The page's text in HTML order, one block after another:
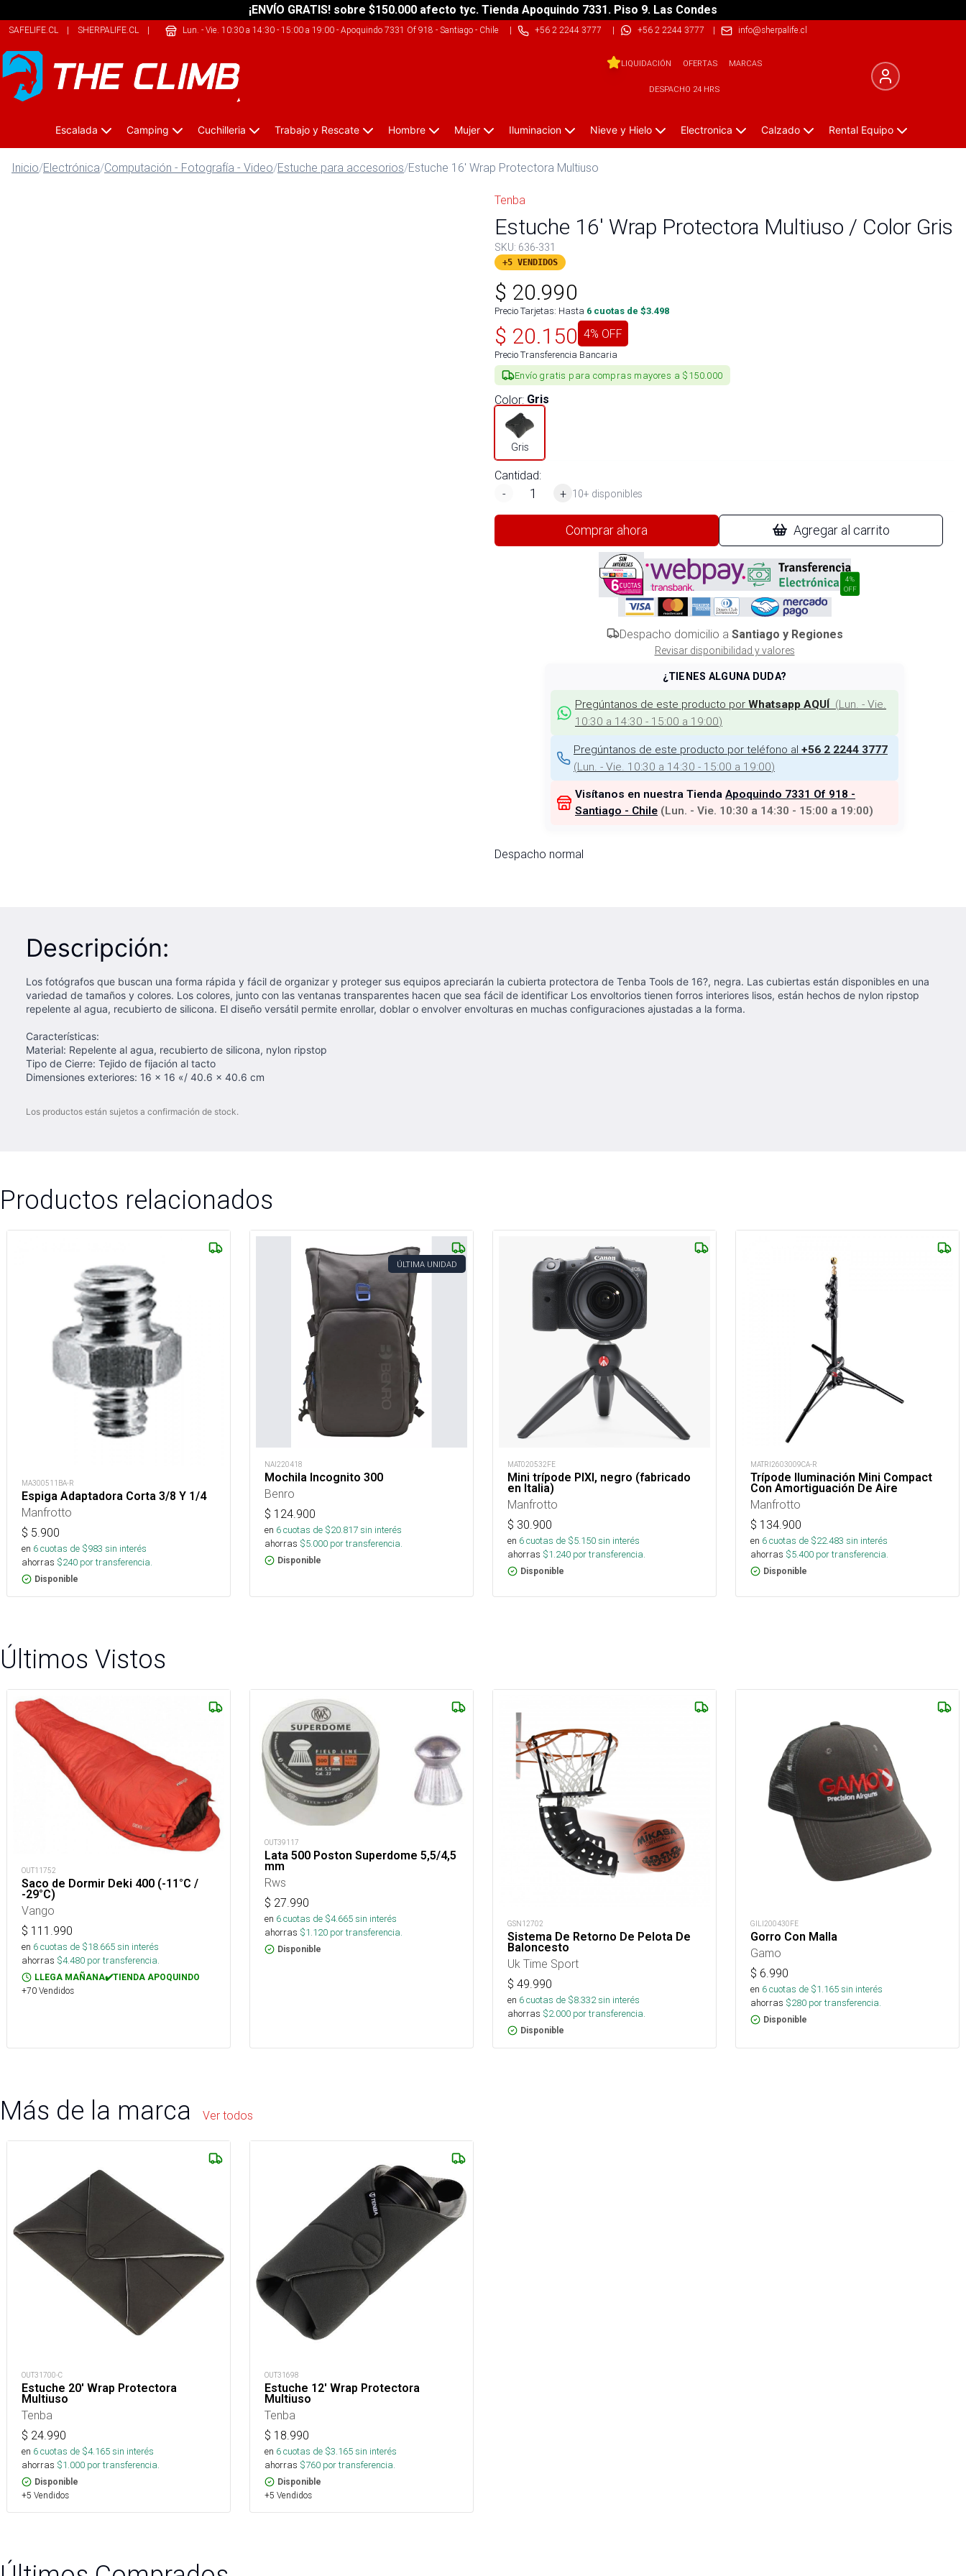
¡ENVÍO GRATIS! sobre $150.000 afecto tyc. Tienda Apoquindo 7331. Piso 9. Las Condes
SAFELIFE.CL | SHERPALIFE.CL | 209SPORTS.CL
Lun. - Vie. 10:30 a 14:30 - 15:00 a 19:00- Apoquindo 7331 Of 918 - Santiago - Chile| +56 2 2244 3777 | +56 2 2244 3777 | info@sherpalife.cl
LIQUIDACIÓN OFERTAS MARCAS
DESPACHO 24 HRS
Escalada Camping Cuchilleria Trabajo y Rescate Hombre Mujer Iluminacion Nieve y Hielo Electronica Calzado Rental Equipo
Inicio/Electrónica/Computación - Fotografía - Video/Estuche para accesorios/Estuche 16' Wrap Protectora Multiuso
Tenba
Estuche 16' Wrap Protectora Multiuso / Color Gris
SKU: 636-331
+5 VENDIDOS
$ 20.990
Precio Tarjetas: Hasta 6 cuotas de $3.498
$ 20.150 4% OFF
Precio Transferencia Bancaria
Envío gratis para compras mayores a $150.000
Color: Gris
Gris
Cantidad:
-
+ 10+ disponibles
Comprar ahora Agregar al carrito
4%
OFF
Despacho domicilio a Santiago y Regiones
Revisar disponibilidad y valores
¿TIENES ALGUNA DUDA?
Pregúntanos de este producto por Whatsapp AQUÍ (Lun. - Vie.
10:30 a 14:30 - 15:00 a 19:00)
Pregúntanos de este producto por teléfono al +56 2 2244 3777
(Lun. - Vie. 10:30 a 14:30 - 15:00 a 19:00)
Visítanos en nuestra Tienda Apoquindo 7331 Of 918 -
Santiago - Chile (Lun. - Vie. 10:30 a 14:30 - 15:00 a 19:00)
Despacho normal
Descripción:
Los fotógrafos que buscan una forma rápida y fácil de organizar y proteger sus equipos apreciarán la cubierta protectora de Tenba Tools de 16?, negra. Las cubiertas están disponibles en una
variedad de tamaños y colores. Los colores, junto con las ventanas transparentes hacen que sea fácil de identificar Los envoltorios tienen forros interiores lisos, están hechos de nylon ripstop
repelente al agua, recubierto de silicona. El diseño versátil permite enrollar, doblar o envolver envolturas en muchas configuraciones ajustadas a la forma.
Características:
Material: Repelente al agua, recubierto de silicona, nylon ripstop
Tipo de Cierre: Tejido de fijación al tacto
Dimensiones exteriores: 16 x 16 «/ 40.6 x 40.6 cm
Los productos están sujetos a confirmación de stock.
Productos relacionados
MA300511BA-R
Espiga Adaptadora Corta 3/8 Y 1/4
Manfrotto
$ 5.900
en 6cuotas de $983 sin interés
ahorras $240 por transferencia.
Disponible
ÚLTIMA UNIDAD
NAI220418
Mochila Incognito 300
Benro
$ 124.900
en 6cuotas de $20.817sin interés
ahorras $5.000 por transferencia.
Disponible
MAT020532FE
Mini trípode PIXI, negro (fabricado
en Italia)
Manfrotto
$ 30.900
en 6cuotas de $5.150sin interés
ahorras $1.240 por transferencia.
Disponible
MATRI2603009CA-R
Trípode Iluminación Mini Compact
Con Amortiguación De Aire
Manfrotto
$ 134.900
en 6cuotas de $22.483 sin interés
ahorras $5.400 por transferencia.
Disponible
Últimos Vistos
OUT11752
Saco de Dormir Deki 400 (-11°C /
-29°C)
Vango
$ 111.990
en 6cuotas de $18.665sin interés
ahorras $4.480 por transferencia.
LLEGA MAÑANA✔️TIENDA APOQUINDO
+70 Vendidos
OUT39117
Lata 500 Poston Superdome 5,5/4,5
mm
Rws
$ 27.990
en 6cuotas de $4.665sin interés
ahorras $1.120 por transferencia.
Disponible
GSN12702
Sistema De Retorno De Pelota De
Baloncesto
Uk Time Sport
$ 49.990
en 6cuotas de $8.332sin interés
ahorras $2.000 por transferencia.
Disponible
GILI200430FE
Gorro Con Malla
Gamo
$ 6.990
en 6cuotas de $1.165sin interés
ahorras $280 por transferencia.
Disponible
Más de la marca Ver todos
OUT31700-C
Estuche 20' Wrap Protectora
Multiuso
Tenba
$ 24.990
en 6cuotas de $4.165sin interés
ahorras $1.000 por transferencia.
Disponible
+5 Vendidos
OUT31698
Estuche 12' Wrap Protectora
Multiuso
Tenba
$ 18.990
en 6cuotas de $3.165sin interés
ahorras $760 por transferencia.
Disponible
+5 Vendidos